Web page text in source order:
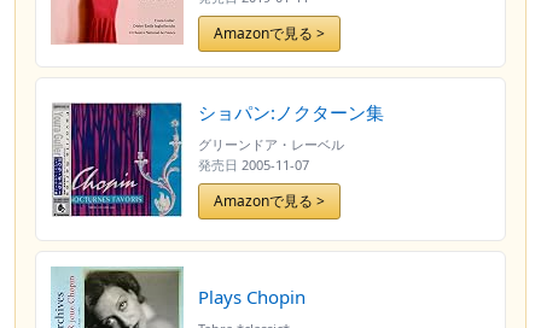
帯・解説付] [Analog]
Amazonで見る >
ショパン:ノクターン集
グリーンドア・レーベル
発売日 2005-11-07
Amazonで見る >
Plays Chopin